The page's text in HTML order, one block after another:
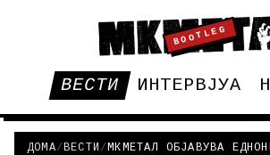
BOOTLEG
ВЕСТИ ИНТЕРВЈУА
ДОМА/ВЕСТИ /МКМЕТАЛ ОБЈАВУВА